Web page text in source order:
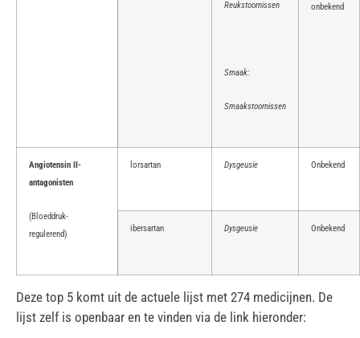
Reukstoornissen
Smaak:
Smaakstoornissen
onbekend
Angiotensin II-
antagonisten
(Bloeddruk-
regulerend)
lorsartan Dysgeusie Onbekend
ibersartan Dysgeusie Onbekend
Deze top 5 komt uit de actuele lijst met 274 medicijnen. De
lijst zelf is openbaar en te vinden via de link hieronder: